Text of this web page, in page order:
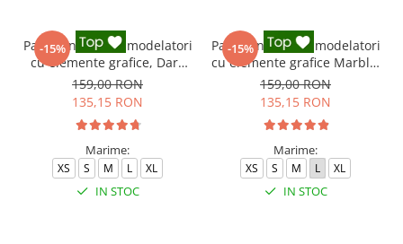
-15%
Pantaloni fitness modelatori
cu elemente grafice, Dark
Marble, Negru
159,00 RON
135,15 RON
Marime:
XS S M L XL
IN STOC
-15%
Pantaloni fitness modelatori
cu elemente grafice Marble,
Gri
159,00 RON
135,15 RON
Marime:
XS S M L XL
IN STOC